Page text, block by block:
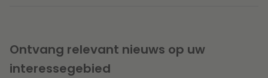
Ontvang relevant nieuws op uw
interessegebied